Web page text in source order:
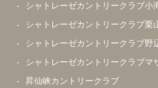
シャトレーゼカントリークラブ小
シャトレーゼカントリークラブ栗
シャトレーゼカントリークラブ野
シャトレーゼカントリークラブマ
昇仙峡カントリークラブ